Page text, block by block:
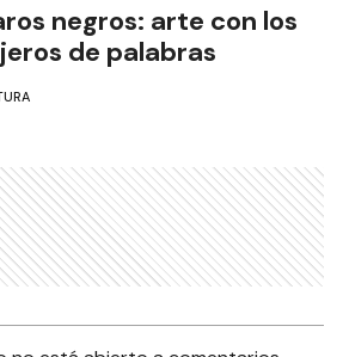
negros: arte con los
de palabras